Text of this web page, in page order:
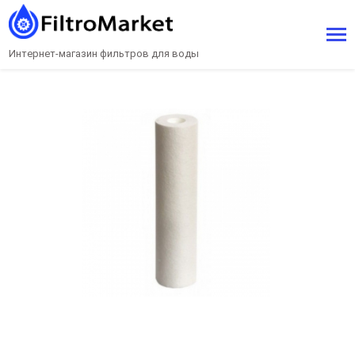
Интернет-магазин фильтров для воды